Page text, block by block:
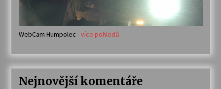
WebCam Humpolec -více pohledů
Nejnovější komentáře